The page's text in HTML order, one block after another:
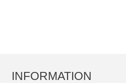
INFORMATION